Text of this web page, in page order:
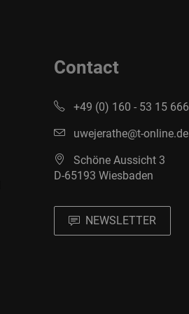
Contact
+49 (0) 160 - 53 15 666
uwejerathe@t-online.de
Schöne Aussicht 3
D-65193 Wiesbaden
NEWSLETTER